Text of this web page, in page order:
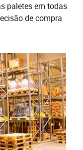
paletes em todas
de compra